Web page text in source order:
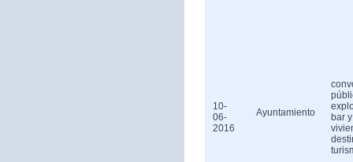
10-
06-
2016
Ayuntamiento
bar